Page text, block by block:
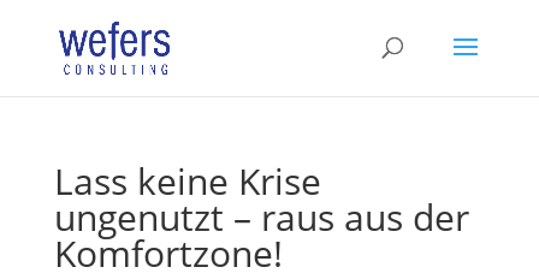
Lass keine Krise
ungenutzt – raus aus der
Komfortzone!